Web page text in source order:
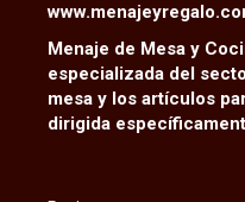
Menaje de Mesa y
especializada del
mesa y los artículos
dirigida